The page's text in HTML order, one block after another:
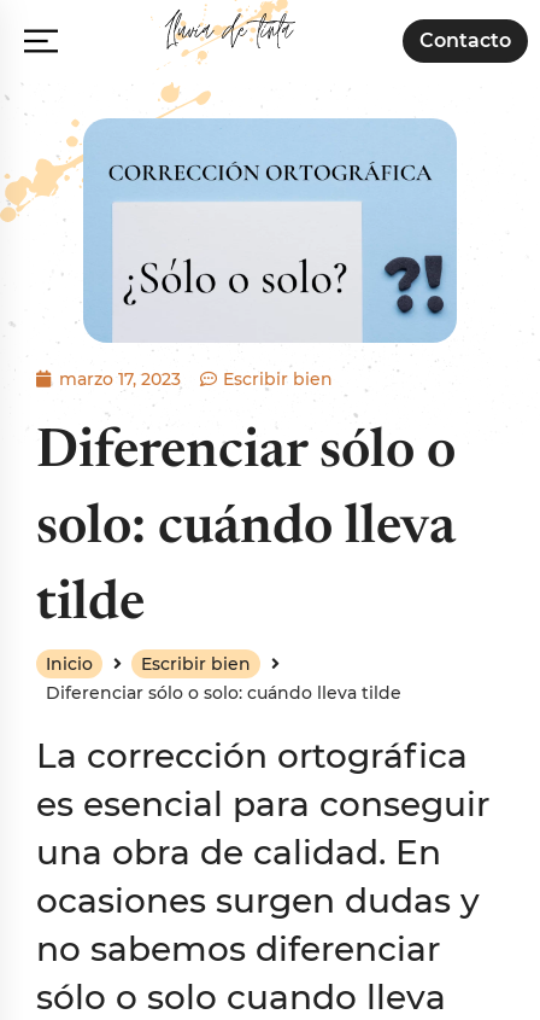
Contacto
marzo 17, 2023 Escribir bien
Diferenciar sólo o
solo: cuándo lleva
tilde
Inicio
Escribir bien
Diferenciar sólo o solo: cuándo lleva tilde
La corrección ortográfica
es esencial para conseguir
una obra de calidad. En
ocasiones surgen dudas y
no sabemos diferenciar
sólo o solo cuando lleva